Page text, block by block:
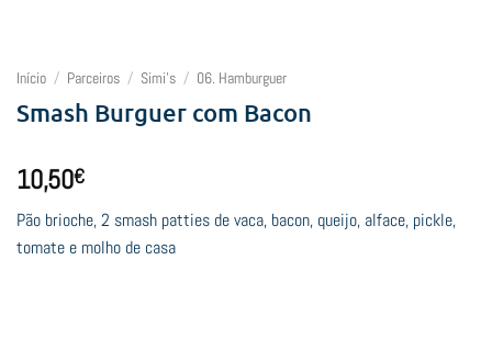
Início / Parceiros / Simi's / 06. Hamburguer
Smash Burguer com Bacon
10,50€
Pão brioche, 2 smash patties de vaca, bacon, queijo, alface, pickle,
tomate e molho de casa